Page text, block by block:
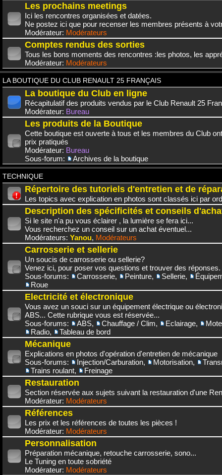
Les prochains meetings
Ici les rencontres organisées et datées.
Ne postez ici que pour recenser les membres présents à
Modérateur: Modérateurs
Comptes rendus des sorties
Tous les bons moments des rencontres :les photos, les
Modérateur: Modérateurs
LA BOUTIQUE DU CLUB RENAULT 25 FRANÇAIS
La boutique du Club en ligne
Récapitulatif des produits vendus par le Club Renault 25
Modérateur: Bureau
Les produits de la Boutique
Cette boutique est ouverte à tous et les membres du Club
prix pratiqués
Modérateur: Bureau
Sous-forum:
Archives de la boutique
TECHNIQUE
Répertoire des tutoriels d'entretien et de
Les topics avec explication en photos sont classés ici par
Description des spécificités et conseils
Si le site n'a pu vous éclairer , la lumière se fera ici...
Vous recherchez un conseil sur un achat éventuel...
Modérateurs: Yanou, Modérateurs
Carrosserie et sellerie
Un soucis de carrosserie ou sellerie?
Venez ici, pour poser vos questions et trouver des réponses.
Sous-forums:
Carrosserie, Peinture, Sellerie,
Roue
Electricité et électronique
Vous avez un souci sur un équipement électrique ou
ABS... Cette rubrique vous est réservée...
Sous-forums:
ABS, Chauffage / Clim, Eclairage,
Radio, Tableau de bord
Mécanique
Explications en photos d'opération d'entretien de mécanique
Sous-forums:
Injection/Carburation, Motorisation,
Trains roulant, Freinage
Restauration
Section réservée aux sujets suivant la restauration d'une
Modérateur: Modérateurs
Références
Les prix et les références de toutes les pièces !
Modérateur: Modérateurs
Personnalisation
Préparation mécanique, retouche carrosserie, sono...
Le Tuning en toute sobriété
Modérateur: Modérateurs